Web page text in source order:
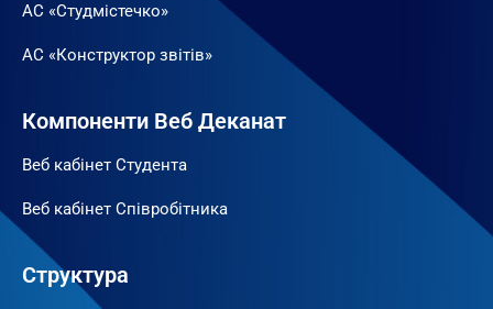
АС «Студмістечко»
АС «Конструктор звітів»
Компоненти Веб Деканат
Веб кабінет Студента
Веб кабінет Співробітника
Структура